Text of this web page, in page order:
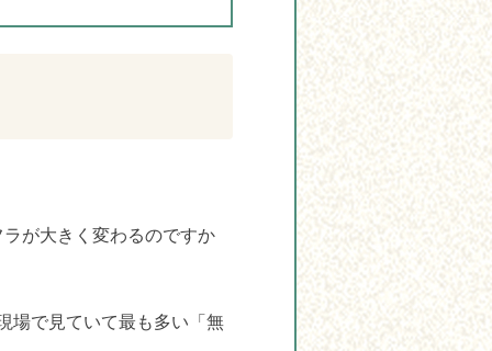
が大きく変わるのですか
場で見ていて最も多い「無